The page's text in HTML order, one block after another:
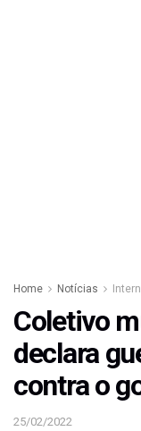
Home Notícias
Coletivo
declara
contra o
25/02/2022